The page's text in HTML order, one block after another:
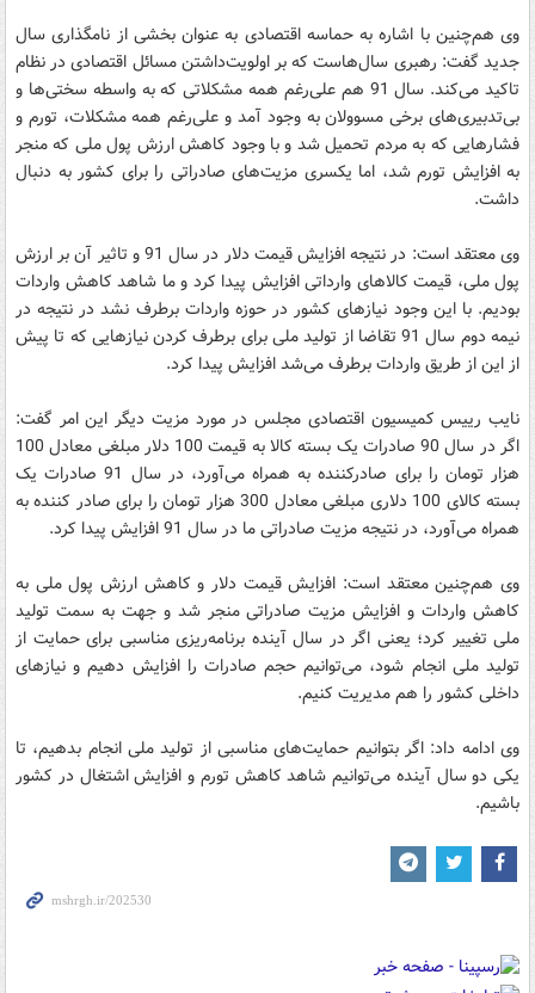
وی هم‌چنین با اشاره به حماسه اقتصادی به عنوان بخشی از نامگذاری سال
جدید گفت: رهبری سال‌هاست که بر اولویت‌داشتن مسائل اقتصادی در نظام
تاکید می‌کند. سال 91 هم علی‌رغم همه مشکلاتی که به واسطه سختی‌ها و
بی‌تدبیری‌های برخی مسوولان به وجود آمد و علی‌رغم همه مشکلات، تورم و
فشارهایی که به مردم تحمیل شد و با وجود کاهش ارزش پول ملی که منجر
به افزایش تورم شد، اما یکسری مزیت‌های صادراتی را برای کشور به دنبال
داشت.
وی معتقد است: در نتیجه افزایش قیمت دلار در سال 91 و تاثیر آن بر ارزش
پول ملی، قیمت کالاهای وارداتی افزایش پیدا کرد و ما شاهد کاهش واردات
بودیم. با این وجود نیازهای کشور در حوزه واردات برطرف نشد در نتیجه در
نیمه دوم سال 91 تقاضا از تولید ملی برای برطرف کردن نیازهایی که تا پیش
از این از طریق واردات برطرف می‌شد افزایش پیدا کرد.
نایب رییس کمیسیون اقتصادی مجلس در مورد مزیت دیگر این امر گفت:
اگر در سال 90 صادرات یک بسته کالا به قیمت 100 دلار مبلغی معادل 100
هزار تومان را برای صادرکننده به همراه می‌آورد، در سال 91 صادرات یک
بسته کالای 100 دلاری مبلغی معادل 300 هزار تومان را برای صادر کننده به
همراه می‌آورد، در نتیجه مزیت صادراتی ما در سال 91 افزایش پیدا کرد.
وی هم‌چنین معتقد است: افزایش قیمت دلار و کاهش ارزش پول ملی به
کاهش واردات و افزایش مزیت صادراتی منجر شد و جهت به سمت تولید
ملی تغییر کرد؛ یعنی اگر در سال آینده برنامه‌ریزی مناسبی برای حمایت از
تولید ملی انجام شود، می‌توانیم حجم صادرات را افزایش دهیم و نیازهای
داخلی کشور را هم مدیریت کنیم.
وی ادامه داد: اگر بتوانیم حمایت‌های مناسبی از تولید ملی انجام بدهیم، تا
یکی دو سال آینده می‌توانیم شاهد کاهش تورم و افزایش اشتغال در کشور
باشیم.